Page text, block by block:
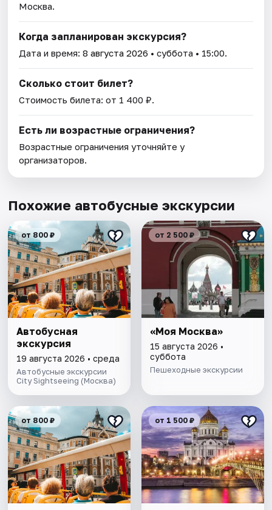
Москва.
Когда запланирован экскурсия?
Дата и время:8 августа 2026 • суббота • 15:00.
Сколько стоит билет?
Стоимость билета: от 1 400 ₽.
Есть ли возрастные ограничения?
Возрастные ограничения уточняйте у
организаторов.
Похожие автобусные экскурсии
от 800 ₽
Автобусная
экскурсия
19 августа 2026 • среда
Автобусные экскурсии
City Sightseeing (Москва)
от 2 500 ₽
«Моя Москва»
15 августа 2026 •
суббота
Пешеходные экскурсии
от 800 ₽ от 1 500 ₽